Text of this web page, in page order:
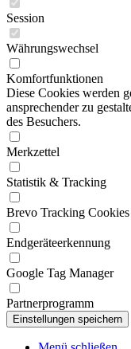
Session
Währungswechsel
Komfortfunktionen
Diese Cookies werden
ansprechender zu
des Besuchers.
Merkzettel
Statistik & Tracking
Brevo Tracking Cookies
Endgeräteerkennung
Google Tag Manager
Partnerprogramm